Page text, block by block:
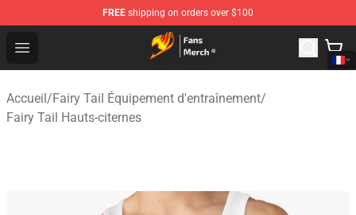
FREE shipping on orders over $100
Open menu
Fairy Tail Store - Official Fairy Tail Merchandise Shop
Accueil/Fairy Tail Équipement d'entraînement/
Fairy Tail Hauts-citernes